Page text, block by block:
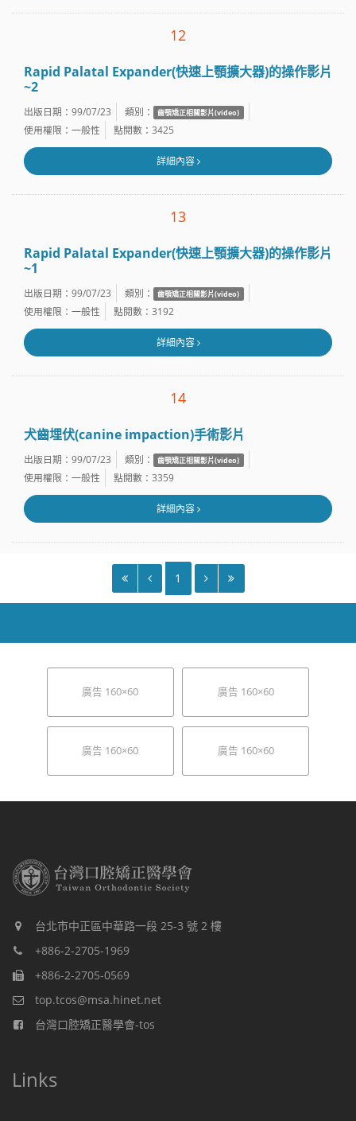
12
Rapid Palatal Expander(快速上顎擴大器)的操作影片
~2
出版日期：99/07/23 類別： 齒顎矯正相關影片(video)
使用權限：一般性 點閱數：3425
詳細內容
13
Rapid Palatal Expander(快速上顎擴大器)的操作影片
~1
出版日期：99/07/23 類別： 齒顎矯正相關影片(video)
使用權限：一般性 點閱數：3192
詳細內容
14
犬齒埋伏(canine impaction)手術影片
出版日期：99/07/23 類別： 齒顎矯正相關影片(video)
使用權限：一般性 點閱數：3359
詳細內容
1
廣告 160×60 廣告 160×60
廣告 160×60 廣告 160×60
台北市中正區中華路一段 25-3 號 2 樓
+886-2-2705-1969
+886-2-2705-0569
top.tcos@msa.hinet.net
台灣口腔矯正醫學會-tos
Links